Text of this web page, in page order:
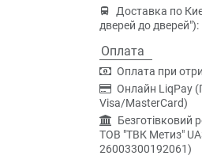
Доставка по
дверей до дверей"):
Оплата
Оплата при
Онлайн LiqPay
Visa/MasterCard)
Безготівковий
ТОВ "ТВК Метиз"
26003300192061)